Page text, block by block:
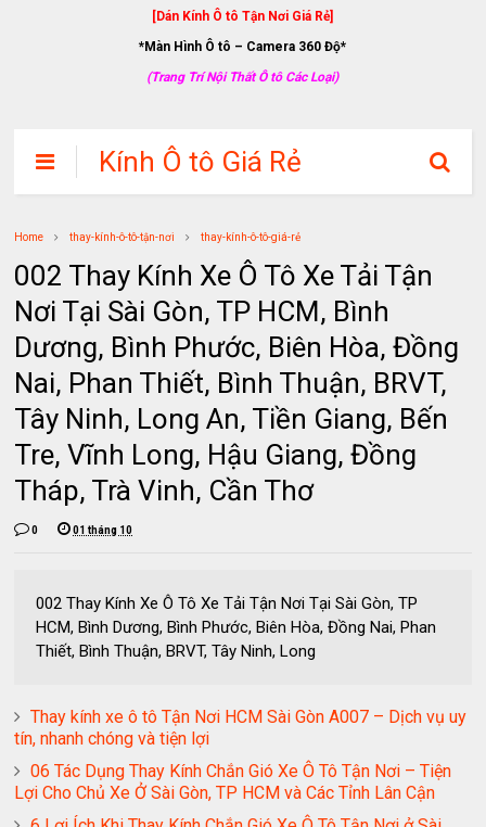
[Dán Kính Ô tô Tận Nơi Giá Rẻ]
*Màn Hình Ô tô – Camera 360 Độ*
(Trang Trí Nội Thất Ô tô Các Loại)
Kính Ô tô Giá Rẻ
Home thay-kính-ô-tô-tận-nơi thay-kính-ô-tô-giá-rẻ
002 Thay Kính Xe Ô Tô Xe Tải Tận
Nơi Tại Sài Gòn, TP HCM, Bình
Dương, Bình Phước, Biên Hòa, Đồng
Nai, Phan Thiết, Bình Thuận, BRVT,
Tây Ninh, Long An, Tiền Giang, Bến
Tre, Vĩnh Long, Hậu Giang, Đồng
Tháp, Trà Vinh, Cần Thơ
0 01 tháng 10
002 Thay Kính Xe Ô Tô Xe Tải Tận Nơi Tại Sài Gòn, TP
HCM, Bình Dương, Bình Phước, Biên Hòa, Đồng Nai, Phan
Thiết, Bình Thuận, BRVT, Tây Ninh, Long
Thay kính xe ô tô Tận Nơi HCM Sài Gòn A007 – Dịch vụ uy
tín, nhanh chóng và tiện lợi
06 Tác Dụng Thay Kính Chắn Gió Xe Ô Tô Tận Nơi – Tiện
Lợi Cho Chủ Xe Ở Sài Gòn, TP HCM và Các Tỉnh Lân Cận